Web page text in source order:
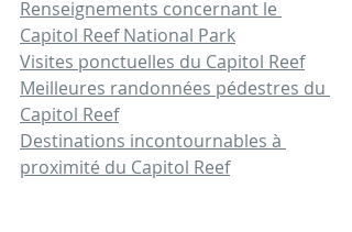
Renseignements concernant le
Capitol Reef National Park
Visites ponctuelles du Capitol Reef
Meilleures randonnées pédestres du
Capitol Reef
Destinations incontournables à
proximité du Capitol Reef